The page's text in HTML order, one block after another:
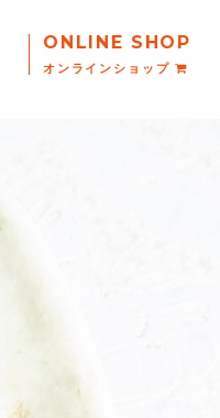
ONLINE SHOP
オンラインショップ